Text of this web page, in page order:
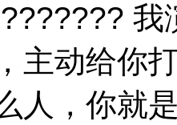
主动给你
人，你就